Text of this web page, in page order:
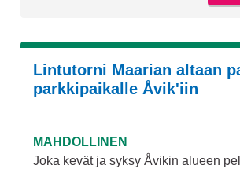
Lintutorni Maarian altaan
parkkipaikalle Åvik'iin
MAHDOLLINEN
Joka kevät ja syksy Åvikin alueen